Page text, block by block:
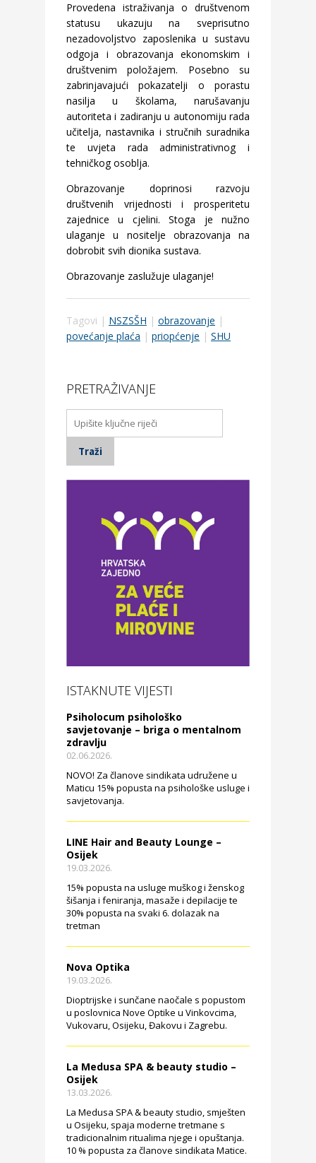
Provedena istraživanja o društvenom
statusu ukazuju na sveprisutno
nezadovoljstvo zaposlenika u sustavu
odgoja i obrazovanja ekonomskim i
društvenim položajem. Posebno su
zabrinjavajući pokazatelji o porastu
nasilja u školama, narušavanju
autoriteta i zadiranju u autonomiju rada
učitelja, nastavnika i stručnih suradnika
te uvjeta rada administrativnog i
tehničkog osoblja.
Obrazovanje doprinosi razvoju
društvenih vrijednosti i prosperitetu
zajednice u cjelini. Stoga je nužno
ulaganje u nositelje obrazovanja na
dobrobit svih dionika sustava.
Obrazovanje zaslužuje ulaganje!
Tagovi | NSZSŠH | obrazovanje |
povećanje plaća | priopćenje | SHU
PRETRAŽIVANJE
ISTAKNUTE VIJESTI
Psiholocum psihološko
savjetovanje – briga o mentalnom
zdravlju
02.06.2026.
NOVO! Za članove sindikata udružene u
Maticu 15% popusta na psihološke usluge i
savjetovanja.
LINE Hair and Beauty Lounge –
Osijek
19.03.2026.
15% popusta na usluge muškog i ženskog
šišanja i feniranja, masaže i depilacije te
30% popusta na svaki 6. dolazak na
tretman
Nova Optika
19.03.2026.
Dioptrijske i sunčane naočale s popustom
u poslovnica Nove Optike u Vinkovcima,
Vukovaru, Osijeku, Đakovu i Zagrebu.
La Medusa SPA & beauty studio –
Osijek
13.03.2026.
La Medusa SPA & beauty studio, smješten
u Osijeku, spaja moderne tretmane s
tradicionalnim ritualima njege i opuštanja.
10 % popusta za članove sindikata Matice.